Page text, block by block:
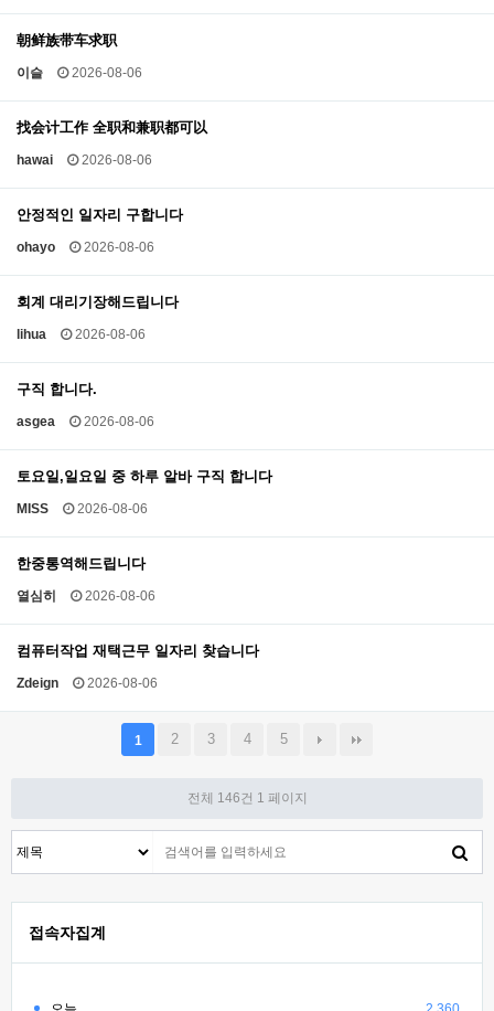
朝鲜族带车求职
이슬 2026-08-06
找会计工作 全职和兼职都可以
hawai 2026-08-06
안정적인 일자리 구합니다
ohayo 2026-08-06
회계 대리기장해드립니다
lihua 2026-08-06
구직 합니다.
asgea 2026-08-06
토요일,일요일 중 하루 알바 구직 합니다
MISS 2026-08-06
한중통역해드립니다
열심히 2026-08-06
컴퓨터작업 재택근무 일자리 찾습니다
Zdeign 2026-08-06
1 2 3 4 5
전체 146건 1 페이지
접속자집계